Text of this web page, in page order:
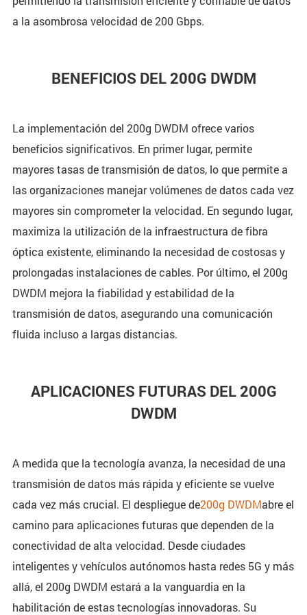
a la asombrosa velocidad de 200 Gbps.
BENEFICIOS DEL 200G DWDM
La implementación del 200g DWDM ofrece varios
beneficios significativos. En primer lugar, permite
mayores tasas de transmisión de datos, lo que permite a
las organizaciones manejar volúmenes de datos cada vez
mayores sin comprometer la velocidad. En segundo lugar,
maximiza la utilización de la infraestructura de fibra
óptica existente, eliminando la necesidad de costosas y
prolongadas instalaciones de cables. Por último, el 200g
DWDM mejora la fiabilidad y estabilidad de la
transmisión de datos, asegurando una comunicación
fluida incluso a largas distancias.
APLICACIONES FUTURAS DEL 200G
DWDM
A medida que la tecnología avanza, la necesidad de una
transmisión de datos más rápida y eficiente se vuelve
cada vez más crucial. El despliegue de200g DWDMabre el
camino para aplicaciones futuras que dependen de la
conectividad de alta velocidad. Desde ciudades
inteligentes y vehículos autónomos hasta redes 5G y más
allá, el 200g DWDM estará a la vanguardia en la
habilitación de estas tecnologías innovadoras. Su